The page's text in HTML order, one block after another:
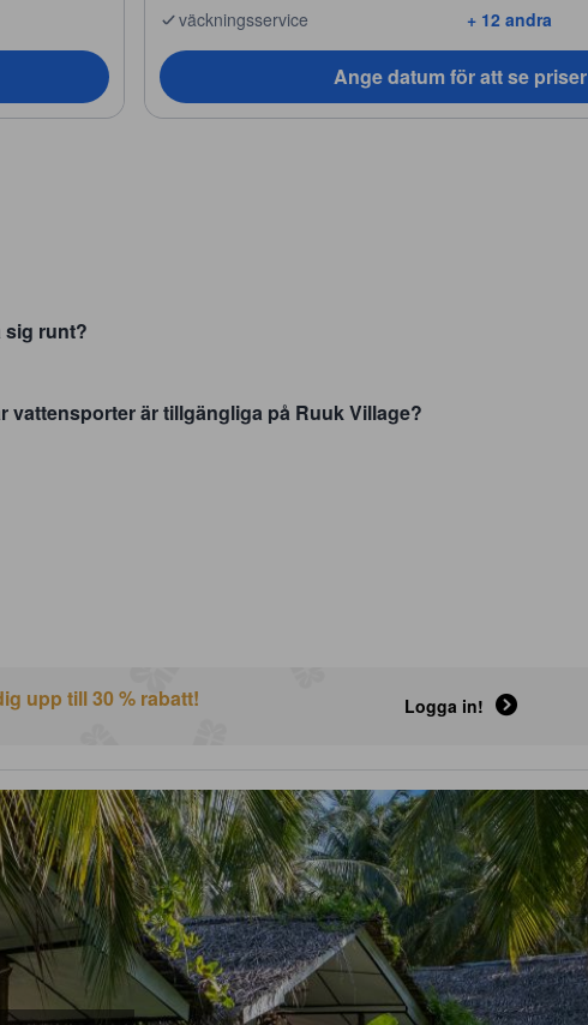
väckningsservice + 12 andra
Ange datum för att se priser
sig runt?
är tillgängliga på Ruuk Village?
upp till 30 % rabatt! Logga in!